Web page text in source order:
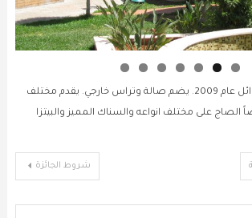
استراحات بيروت
تأسس المطعم في أوائل عام 2009. يضم صالة وتراس خارجي. يقدم مختلف
الصاج على مختلف انواعه والسناك المميز والبيتزا
شروط الجائزة